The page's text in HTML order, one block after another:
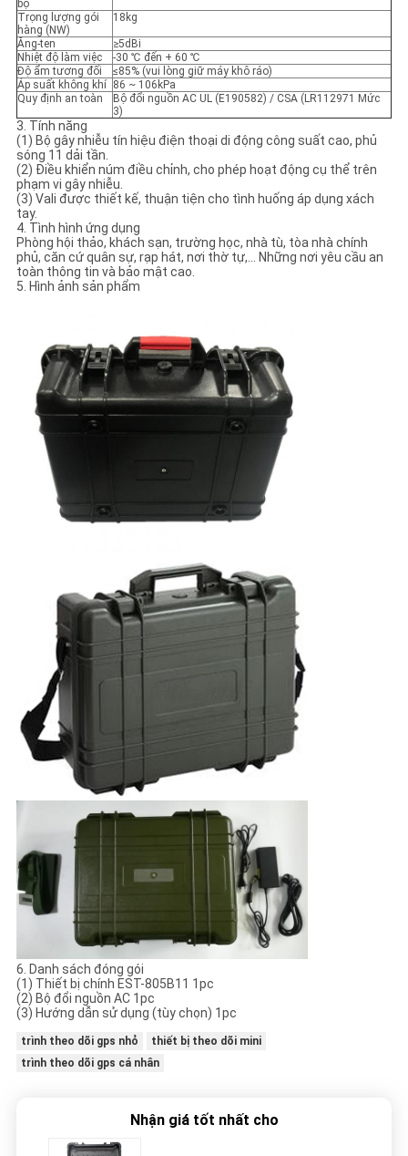
bộ
Trọng lượng gói
hàng (NW)
18kg
Ăng-ten
≥5dBi
Nhiệt độ làm việc
-30 ℃ đến + 60 ℃
Độ ẩm tương đối
≤85% (vui lòng giữ máy khô ráo)
Áp suất không khí 86 ~ 106kPa
Quy định an toàn
Bộ đổi nguồn AC UL (E190582) / CSA (LR112971 Mức
3)
3. Tính năng
(1) Bộ gây nhiễu tín hiệu điện thoại di động công suất cao, phủ
sóng 11 dải tần.
(2) Điều khiển núm điều chỉnh, cho phép hoạt động cụ thể trên
phạm vi gây nhiễu.
(3) Vali được thiết kế, thuận tiện cho tình huống áp dụng xách
tay.
4. Tình hình ứng dụng
Phòng hội thảo, khách sạn, trường học, nhà tù, tòa nhà chính
phủ, căn cứ quân sự, rạp hát, nơi thờ tự,… Những nơi yêu cầu an
toàn thông tin và bảo mật cao.
5. Hình ảnh sản phẩm
6. Danh sách đóng gói
(1) Thiết bị chính EST-805B11 1pc
(2) Bộ đổi nguồn AC 1pc
(3) Hướng dẫn sử dụng (tùy chọn) 1pc
trình theo dõi gps nhỏ
thiết bị theo dõi mini
trình theo dõi gps cá nhân
Nhận giá tốt nhất cho